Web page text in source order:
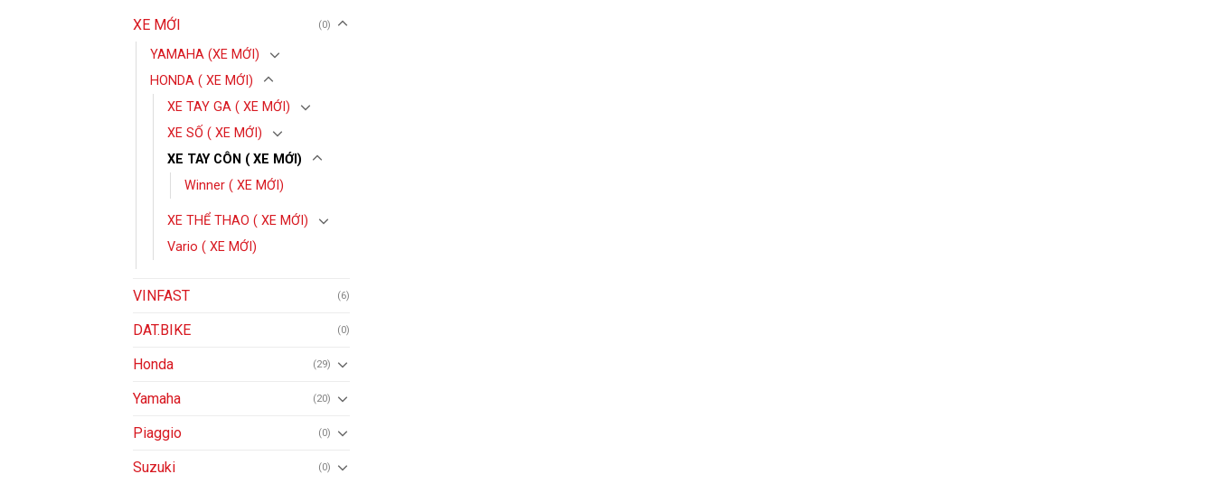
XE MỚI (0)
YAMAHA (XE MỚI)
HONDA ( XE MỚI)
XE TAY GA ( XE MỚI)
XE SỐ ( XE MỚI)
XE TAY CÔN ( XE MỚI)
Winner ( XE MỚI)
XE THỂ THAO ( XE MỚI)
Vario ( XE MỚI)
VINFAST (6)
DAT.BIKE (0)
Honda (29)
Yamaha (20)
Piaggio (0)
Suzuki (0)